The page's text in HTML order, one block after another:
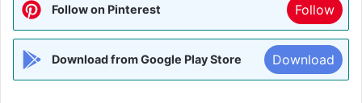
Follow on Pinterest Follow
Download from Google Play Store Download